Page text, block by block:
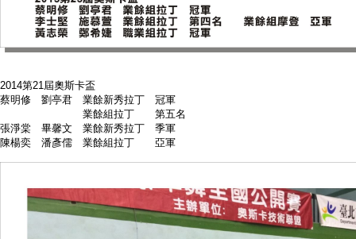
2014第21屆奧斯卡盃
蔡明修 劉亭君 業餘新秀拉丁 冠軍
業餘組拉丁 第五名
張淨棠 畢馨文 業餘新秀拉丁 季軍
陳楊奕 潘彥儒 業餘組拉丁 亞軍